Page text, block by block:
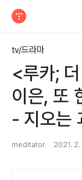
tv/드라마
<루카;
이은, 또
- 지오는
meditator 2021. 2.